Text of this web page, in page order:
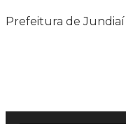
Prefeitura de Jundiaí